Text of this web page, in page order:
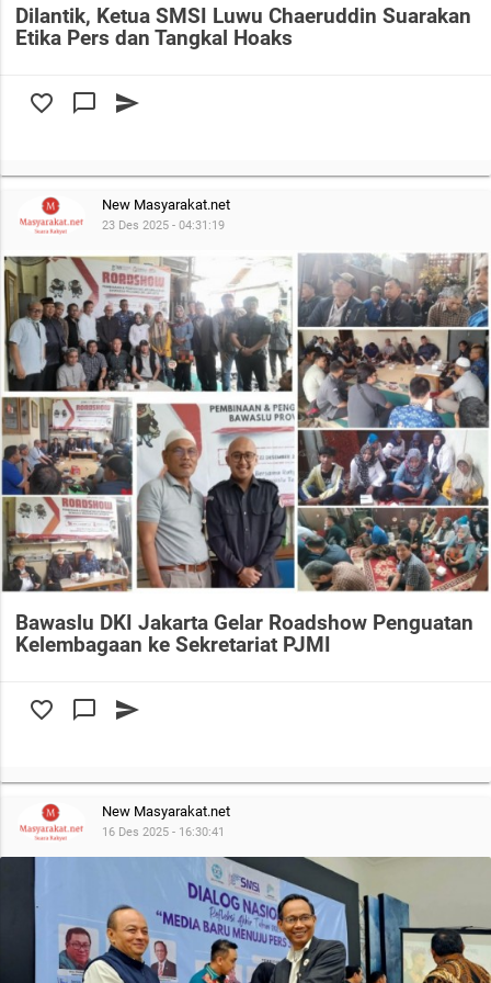
Dilantik, Ketua SMSI Luwu Chaeruddin Suarakan
Etika Pers dan Tangkal Hoaks
favorite_border chat_bubble_outline send
New Masyarakat.net
23 Des 2025 - 04:31:19
Bawaslu DKI Jakarta Gelar Roadshow Penguatan
Kelembagaan ke Sekretariat PJMI
favorite_border chat_bubble_outline send
New Masyarakat.net
16 Des 2025 - 16:30:41